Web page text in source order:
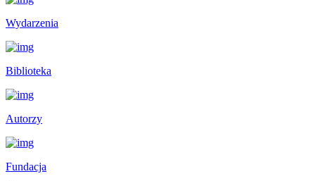
Wydarzenia
Biblioteka
Autorzy
Fundacja